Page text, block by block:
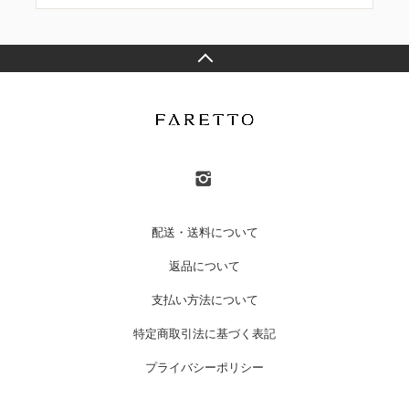
配送・送料について
返品について
支払い方法について
特定商取引法に基づく表記
プライバシーポリシー